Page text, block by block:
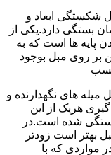
شکستگی ابعاد و
بستگی دارد.یکی از
پایه ها است که به
بر روی مبل بوجود
چسب
های نگهدارنده و
هریک از این
شده است.در
بهتر است زودتر
مواردی که با